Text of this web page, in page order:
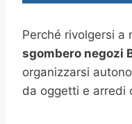
Perché rivolgersi a
sgombero negozi
organizzarsi
da oggetti e arredi